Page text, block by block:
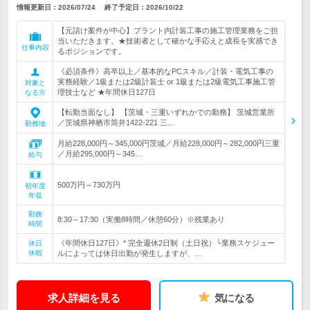
情報更新日：2026/07/24 終了予定日： 2026/10/22
仕事内容
【元請け案件が中心】プラント内計装工事の施工管理業務をご担
当いただきます。★技術者として確かな手応えと成長を実感でき
るポジションです。
対象と
なる方
《必須条件》高卒以上／基本的なPCスキル／計装・電気工事の
実務経験／1級または2級計装士 or 1級または2級電気工事施工管
理技士など ★年間休日127日
勤務地
【転勤当面なし】 【茨城・三重いずれかでの勤務】 茨城営業所
／茨城県神栖市筒井1422-221 三…
給与
月給228,000円～345,000円茨城／月給228,000円～282,000円三重
／月給295,000円～345…
初年度
年収
500万円～730万円
勤務
時間
8:30～17:30（実働8時間／休憩60分）※残業あり
休日
休暇
《年間休日127日》* 完全週休2日制（土日祝）└業務スケジュー
ルによっては休日出勤が発生しますが、…
求人詳細を見る 気になる